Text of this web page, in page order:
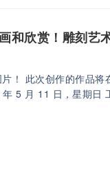
和欣赏！雕刻艺
！ 此次创作的作品
5 月 11 日，星期